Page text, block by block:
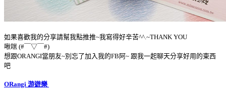
如果喜歡我的分享請幫我點推推~我寫得好辛苦^^.~THANK YOU
啾咪 (#￣▽￣#)
想跟ORANGI當朋友~別忘了加入我的FB阿~ 跟我一起聊天分享好用的東西
吧
ORangi 游遊樂